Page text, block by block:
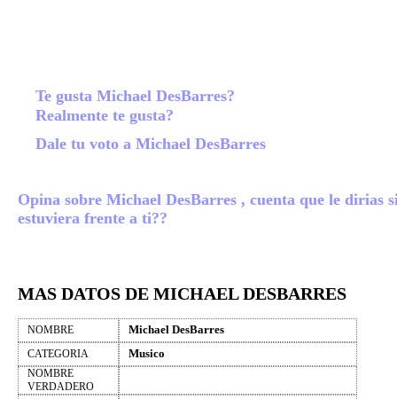
Te gusta Michael DesBarres?
Realmente te gusta?
Dale tu voto a Michael DesBarres
Opina sobre Michael DesBarres , cuenta que le dirias
estuviera frente a ti??
MAS DATOS DE MICHAEL DESBARRES
NOMBRE Michael DesBarres
CATEGORIA Musico
NOMBRE
VERDADERO